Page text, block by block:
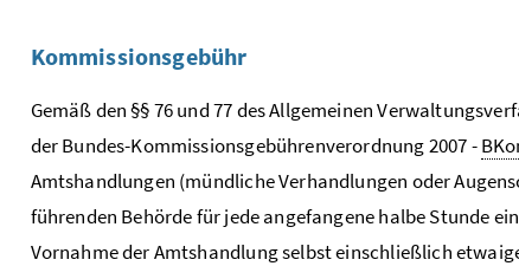
Kommissionsgebühr
Gemäß den §§ 76 und 77 des Allgemeinen
der Bundes-Kommissionsgebührenverordnung 2007 -
Amtshandlungen (mündliche Verhandlungen oder
führenden Behörde für jede angefangene halbe Stunde
Vornahme der Amtshandlung selbst einschließlich